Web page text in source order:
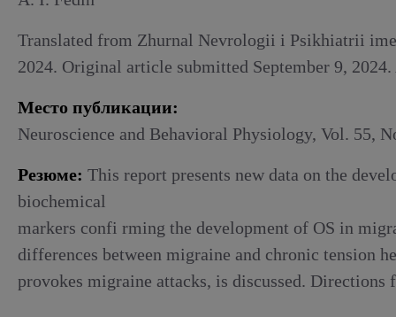
Translated from Zhurnal Nevrologii i Psikhiatrii
2024. Original article submitted September 9, 2024.
Место публикации:
Neuroscience and Behavioral Physiology, Vol. 55,
Резюме: This report presents new data on the
biochemical
markers confi rming the development of OS in
differences between migraine and chronic tension
provokes migraine attacks, is discussed.